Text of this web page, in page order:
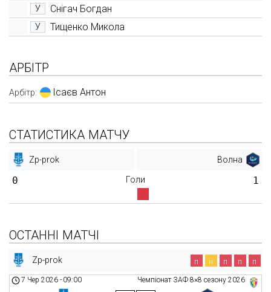
У Снігач Богдан
У Тищенко Микола
АРБІТР
Арбітр: Ісаєв Антон
СТАТИСТИКА МАТЧУ
Zp-prok Волна
0 Голи 1
ОСТАННІ МАТЧІ
Zp-prok п н п п п
Чемпіонат ЗАФ 8×8 сезону 2026
7 Чер 2026 - 09:00